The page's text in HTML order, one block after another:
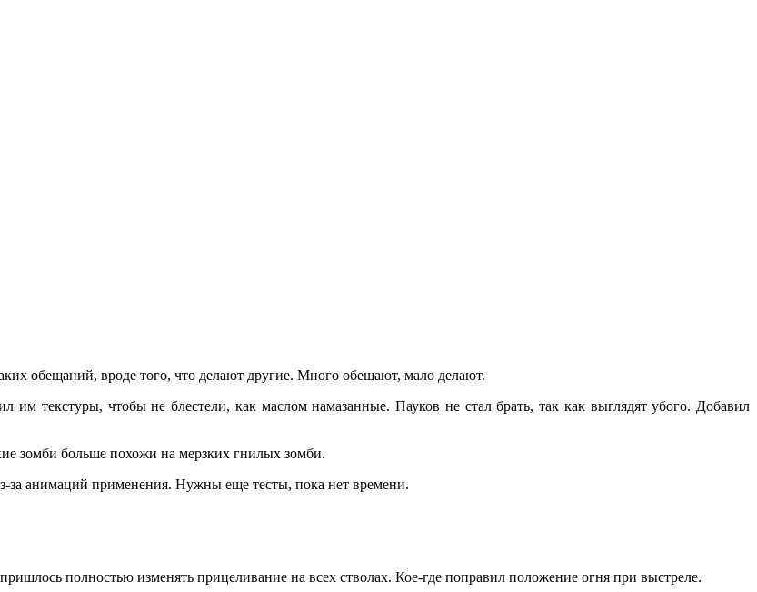
обещаний, вроде того, что делают другие. Много обещают, мало делают.
им текстуры, чтобы не блестели, как маслом намазанные. Пауков не стал брать, так как выглядят убого. Добавил
зомби больше похожи на мерзких гнилых зомби.
за анимаций применения. Нужны еще тесты, пока нет времени.
полностью изменять прицеливание на всех стволах. Кое-где поправил положение огня при выстреле.